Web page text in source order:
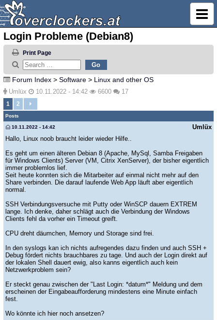
Login Probleme (Debian8)
Print Page
Forum Index > Software > Linux and other OS
Umlüx 10.11.2022 - 14:42 6600 17
1 2
Posts
Umlüx
10.11.2022 - 14:42
Hallo, Linux noob braucht leider wieder Hilfe..
Es geht um einen älteren Debian 8 (Apache, MySql, Samba Freigaben
für Windows Clients) Server (VM, Citrix XenServer), der bisher eigentlich
immer problemlos lief.
Seit heute konnten sich die Mitarbeiter auf einmal nicht mehr auf den
Share verbinden. Die darauf laufende Web App läuft aber eigentlich
normal.
SSH Verbindungsversuche mit Putty oder WinSCP dauern EXTREM
lange. Ich denke, daher schlägt auch die Verbindung der Windows
Clients fehl da vorher ein Timeout greift.
CPU dreht däumchen, Memory und Storage sind frei.
In den syslogs kan ich nichts aufregendes dazu finden und auch SSH +
Debug fördert nichts brauchbares zu tage. Und auch der Login direkt auf
der lokalen Shell dauert ewig, also kanns eigentlich auch kein
Netzwerkproblem sein?
Er steckt genau zwischen der "Last Login: *datum*" Meldung und dem
erscheinen der Eingabeaufforderung mindestens eine Minute einfach
fest.
Wo könnte ich hier noch ansetzen?